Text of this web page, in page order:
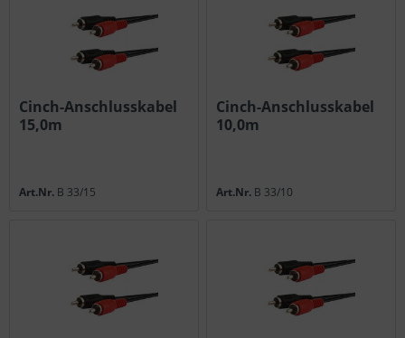
Cinch-Anschlusskabel
15,0m
Art.Nr. B 33/15
Cinch-Anschlusskabel
10,0m
Art.Nr. B 33/10